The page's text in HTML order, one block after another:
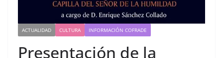
ACTUALIDAD CULTURA INFORMACIÓN COFRADE
Presentación de la